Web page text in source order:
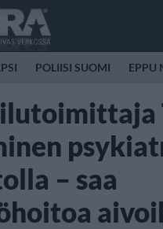
POLIISI SUOMI EPPU
– saa